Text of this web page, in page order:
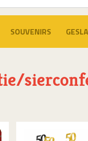
SOUVENIRS